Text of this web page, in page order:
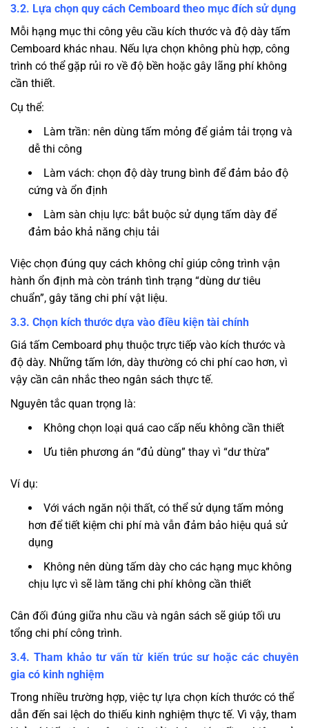
3.2. Lựa chọn quy cách Cemboard theo mục đích sử dụng
Mỗi hạng mục thi công yêu cầu kích thước và độ dày tấm
Cemboard khác nhau. Nếu lựa chọn không phù hợp, công
trình có thể gặp rủi ro về độ bền hoặc gây lãng phí không
cần thiết.
Cụ thể:
Làm trần: nên dùng tấm mỏng để giảm tải trọng và
dễ thi công
Làm vách: chọn độ dày trung bình để đảm bảo độ
cứng và ổn định
Làm sàn chịu lực: bắt buộc sử dụng tấm dày để
đảm bảo khả năng chịu tải
Việc chọn đúng quy cách không chỉ giúp công trình vận
hành ổn định mà còn tránh tình trạng “dùng dư tiêu
chuẩn”, gây tăng chi phí vật liệu.
3.3. Chọn kích thước dựa vào điều kiện tài chính
Giá tấm Cemboard phụ thuộc trực tiếp vào kích thước và
độ dày. Những tấm lớn, dày thường có chi phí cao hơn, vì
vậy cần cân nhắc theo ngân sách thực tế.
Nguyên tắc quan trọng là:
Không chọn loại quá cao cấp nếu không cần thiết
Ưu tiên phương án “đủ dùng” thay vì “dư thừa”
Ví dụ:
Với vách ngăn nội thất, có thể sử dụng tấm mỏng
hơn để tiết kiệm chi phí mà vẫn đảm bảo hiệu quả sử
dụng
Không nên dùng tấm dày cho các hạng mục không
chịu lực vì sẽ làm tăng chi phí không cần thiết
Cân đối đúng giữa nhu cầu và ngân sách sẽ giúp tối ưu
tổng chi phí công trình.
3.4. Tham khảo tư vấn từ kiến trúc sư hoặc các chuyên
gia có kinh nghiệm
Trong nhiều trường hợp, việc tự lựa chọn kích thước có thể
dẫn đến sai lệch do thiếu kinh nghiệm thực tế. Vì vậy, tham